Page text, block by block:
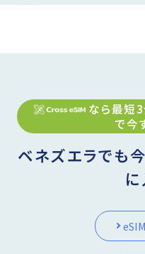
なら最短
で今
ベネズエラでも